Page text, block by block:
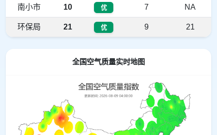
南小市 10 优 7 NA
环保局 21 优 9 21
全国空气质量实时地图